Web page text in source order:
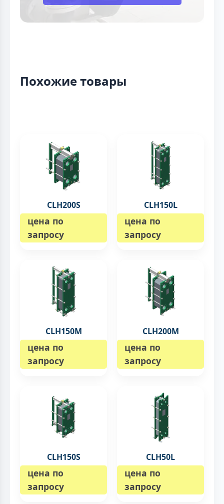
Похожие товары
CLH200S
цена по
запросу
CLH150L
цена по
запросу
CLH150M
цена по
запросу
CLH200M
цена по
запросу
CLH150S
цена по
запросу
CLH50L
цена по
запросу